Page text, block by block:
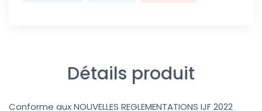
Détails produit
Conforme aux NOUVELLES REGLEMENTATIONS IJF 2022